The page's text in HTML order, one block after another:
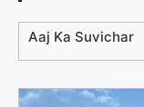
Aaj Ka Suvichar